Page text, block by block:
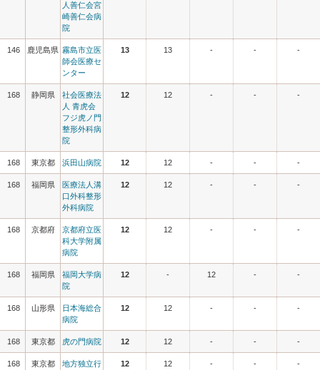
人善仁会宮
崎善仁会病
院
146 鹿児島県 霧島市立医
師会医療セ
ンター
13 13 - - -
168 静岡県
社会医療法
人 青虎会
フジ虎ノ門
整形外科病
院
12 12 - - -
168 東京都 浜田山病院 12 12 - - -
168 福岡県
医療法人溝
口外科整形
外科病院
12 12 - - -
168 京都府
京都府立医
科大学附属
病院
12 12 - - -
168 福岡県
福岡大学病
院
12 - 12 - -
168 山形県
日本海総合
病院
12 12 - - -
168 東京都 虎の門病院 12 12 - - -
168 東京都
地方独立行
12 12 - - -